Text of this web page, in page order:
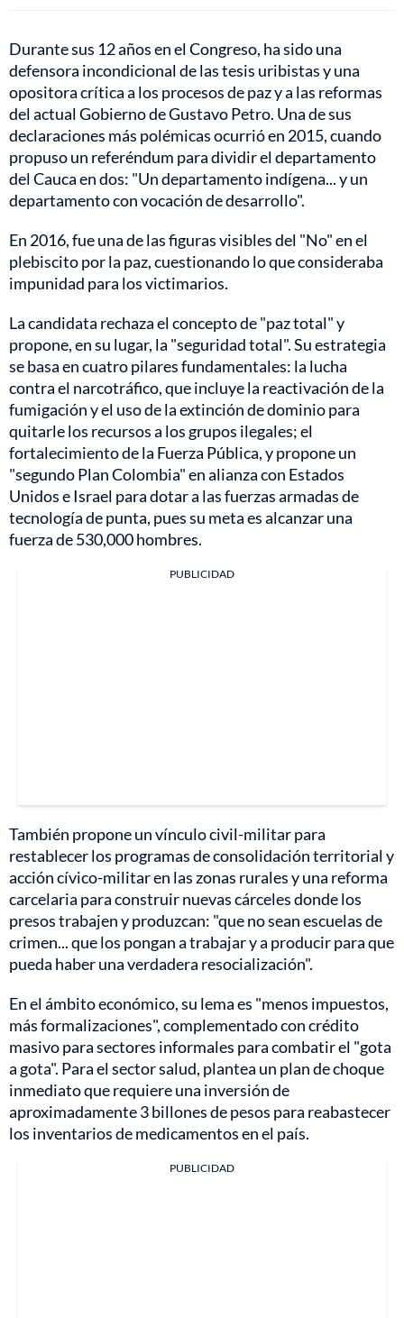
Durante sus 12 años en el Congreso, ha sido una
defensora incondicional de las tesis uribistas y una
opositora crítica a los procesos de paz y a las reformas
del actual Gobierno de Gustavo Petro. Una de sus
declaraciones más polémicas ocurrió en 2015, cuando
propuso un referéndum para dividir el departamento
del Cauca en dos: "Un departamento indígena... y un
departamento con vocación de desarrollo".
En 2016, fue una de las figuras visibles del "No" en el
plebiscito por la paz, cuestionando lo que consideraba
impunidad para los victimarios.
La candidata rechaza el concepto de "paz total" y
propone, en su lugar, la "seguridad total". Su estrategia
se basa en cuatro pilares fundamentales: la lucha
contra el narcotráfico, que incluye la reactivación de la
fumigación y el uso de la extinción de dominio para
quitarle los recursos a los grupos ilegales; el
fortalecimiento de la Fuerza Pública, y propone un
"segundo Plan Colombia" en alianza con Estados
Unidos e Israel para dotar a las fuerzas armadas de
tecnología de punta, pues su meta es alcanzar una
fuerza de 530,000 hombres.
PUBLICIDAD
También propone un vínculo civil-militar para
restablecer los programas de consolidación territorial y
acción cívico-militar en las zonas rurales y una reforma
carcelaria para construir nuevas cárceles donde los
presos trabajen y produzcan: "que no sean escuelas de
crimen... que los pongan a trabajar y a producir para que
pueda haber una verdadera resocialización".
En el ámbito económico, su lema es "menos impuestos,
más formalizaciones", complementado con crédito
masivo para sectores informales para combatir el "gota
a gota". Para el sector salud, plantea un plan de choque
inmediato que requiere una inversión de
aproximadamente 3 billones de pesos para reabastecer
los inventarios de medicamentos en el país.
PUBLICIDAD